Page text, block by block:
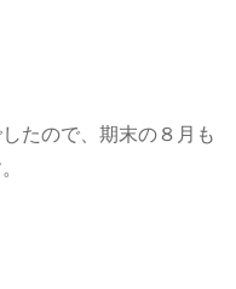
たので、期末の８月も